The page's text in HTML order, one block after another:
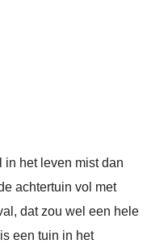
in het leven mist dan
achtertuin vol met
dat zou wel een hele
een tuin in het